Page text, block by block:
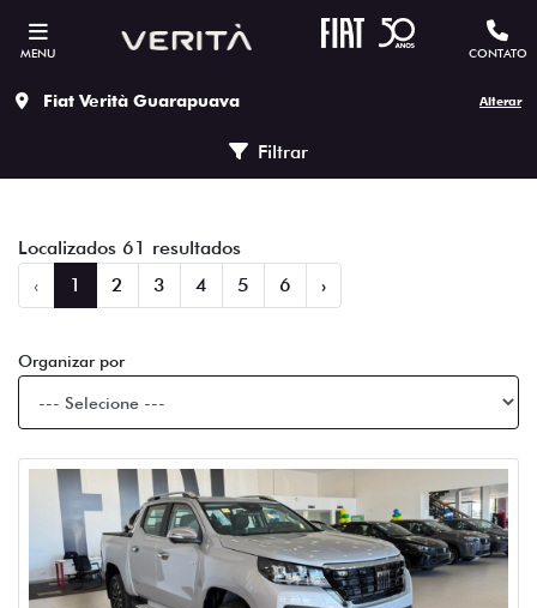
MENU CONTATO
Fiat Verità Guarapuava Alterar
Localizados 61 resultados
‹
1 2 3 4 5 6 ›
Filtrar
Organizar por